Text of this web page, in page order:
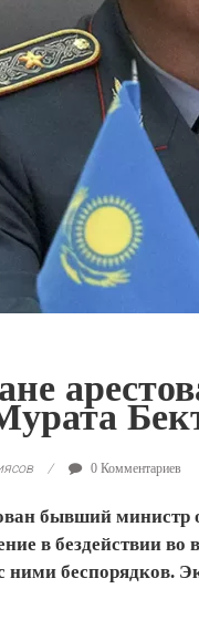
0 Комментариев
бывший
в бездействии
ними беспорядков.